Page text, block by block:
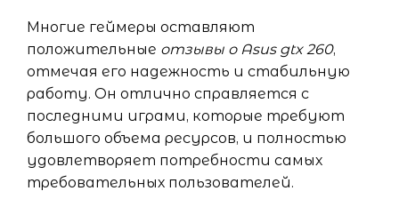
Многие геймеры оставляют
положительные отзывы о Asus gtx 260,
отмечая его надежность и стабильную
работу. Он отлично справляется с
последними играми, которые требуют
большого объема ресурсов, и полностью
удовлетворяет потребности самых
требовательных пользователей.